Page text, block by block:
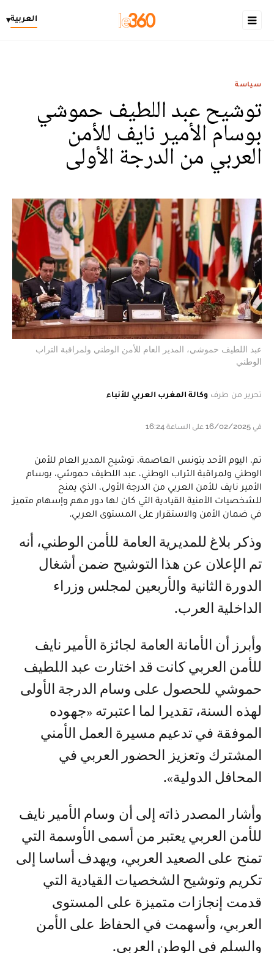
العربية▾
سياسة
توشيح عبد اللطيف حموشي
بوسام الأمير نايف للأمن
العربي من الدرجة الأولى
عبد اللطيف حموشي، المدير العام للأمن الوطني ولمراقبة التراب
الوطني
تحرير من طرف وكالة المغرب العربي للأنباء
في 16/02/2025 على الساعة 16:24
تم، اليوم الأحد بتونس العاصمة، توشيح المدير العام للأمن
الوطني ولمراقبة التراب الوطني، عبد اللطيف حموشي، بوسام
الأمير نايف للأمن العربي من الدرجة الأولى، الذي يمنح
للشخصيات الأمنية القيادية التي كان لها دور مهم وإسهام متميز
في ضمان الأمن والاستقرار على المستوى العربي.
وذكر بلاغ للمديرية العامة للأمن الوطني، أنه
تم الإعلان عن هذا التوشيح ضمن أشغال
الدورة الثانية والأربعين لمجلس وزراء
الداخلية العرب.
وأبرز أن الأمانة العامة لجائزة الأمير نايف
للأمن العربي كانت قد اختارت عبد اللطيف
حموشي للحصول على وسام الدرجة الأولى
لهذه السنة، تقديرا لما اعتبرته «جهوده
الموفقة في تدعيم مسيرة العمل الأمني
المشترك وتعزيز الحضور العربي في
المحافل الدولية».
وأشار المصدر ذاته إلى أن وسام الأمير نايف
للأمن العربي يعتبر من أسمى الأوسمة التي
تمنح على الصعيد العربي، ويهدف أساسا إلى
تكريم وتوشيح الشخصيات القيادية التي
قدمت إنجازات متميزة على المستوى
العربي، وأسهمت في الحفاظ على الأمن
والسلم في الوطن العربي.